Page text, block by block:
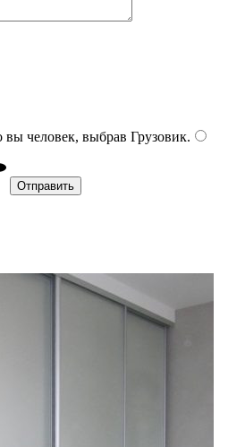
вы человек, выбрав Грузовик.